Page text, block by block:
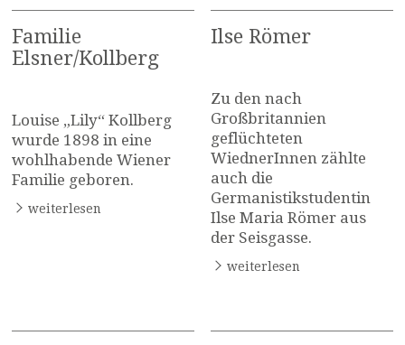
Familie
Elsner/Kollberg
Louise „Lily“ Kollberg
wurde 1898 in eine
wohlhabende Wiener
Familie geboren.
weiterlesen
Ilse Römer
Zu den nach
Großbritannien
geflüchteten
WiednerInnen zählte
auch die
Germanistikstudentin
Ilse Maria Römer aus
der Seisgasse.
weiterlesen